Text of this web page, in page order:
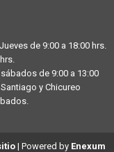
de 9:00 a 18:00 hrs.
de 9:00 a 13:00
y Chicureo
| Powered by Enexum